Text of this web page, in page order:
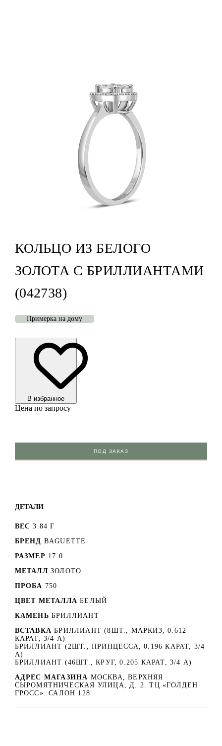
КОЛЬЦО ИЗ БЕЛОГО
ЗОЛОТА С БРИЛЛИАНТАМИ
(042738)
Примерка на дому
В избранноe
Цена по запросу
ПОД ЗАКАЗ
ДЕТАЛИ
ВЕС 3.84 Г
БРЕНД BAGUETTE
РАЗМЕР 17.0
МЕТАЛЛ ЗОЛОТО
ПРОБА 750
ЦВЕТ МЕТАЛЛА БЕЛЫЙ
КАМЕНЬ БРИЛЛИАНТ
ВСТАВКА БРИЛЛИАНТ (8ШТ., МАРКИЗ, 0.612
КАРАТ, 3/4 A)
БРИЛЛИАНТ (2ШТ., ПРИНЦЕССА, 0.196 КАРАТ, 3/4
A)
БРИЛЛИАНТ (46ШТ., КРУГ, 0.205 КАРАТ, 3/4 A)
АДРЕС МАГАЗИНА МОСКВА, ВЕРХНЯЯ
СЫРОМЯТНИЧЕСКАЯ УЛИЦА, Д. 2. ТЦ «ГОЛДЕН
ГРОСС». САЛОН 128